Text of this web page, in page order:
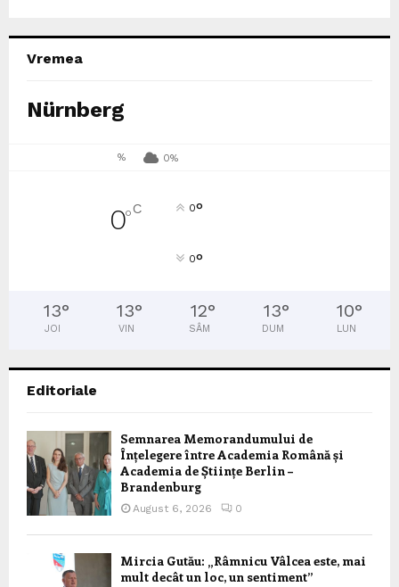
Vremea
Nürnberg
% 0%
0°C 0°
0°
13°
JOI
13°
VIN
12°
SÂM
13°
DUM
10°
LUN
Editoriale
Semnarea Memorandumului de
Înțelegere între Academia Română și
Academia de Științe Berlin –
Brandenburg
August 6, 2026 0
Mircia Gutău: „Râmnicu Vâlcea este, mai
mult decât un loc, un sentiment”